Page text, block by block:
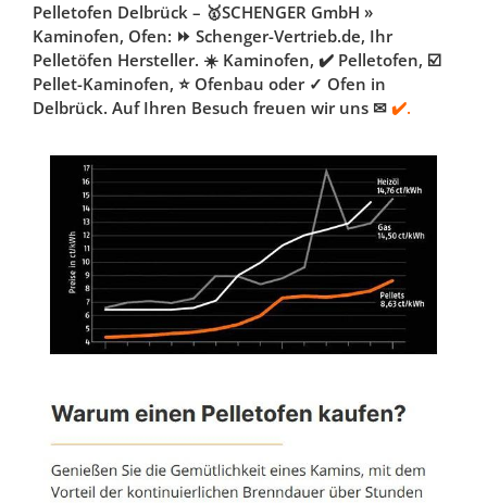
Pelletofen Delbrück – 🥇SCHENGER GmbH »
Kaminofen, Ofen: ⏩ Schenger-Vertrieb.de, Ihr
Pelletöfen Hersteller. ☀️ Kaminofen, ✔️ Pelletofen, ☑️
Pellet-Kaminofen, ⭐ Ofenbau oder ✓ Ofen in
Delbrück. Auf Ihren Besuch freuen wir uns ✉ ✔️.